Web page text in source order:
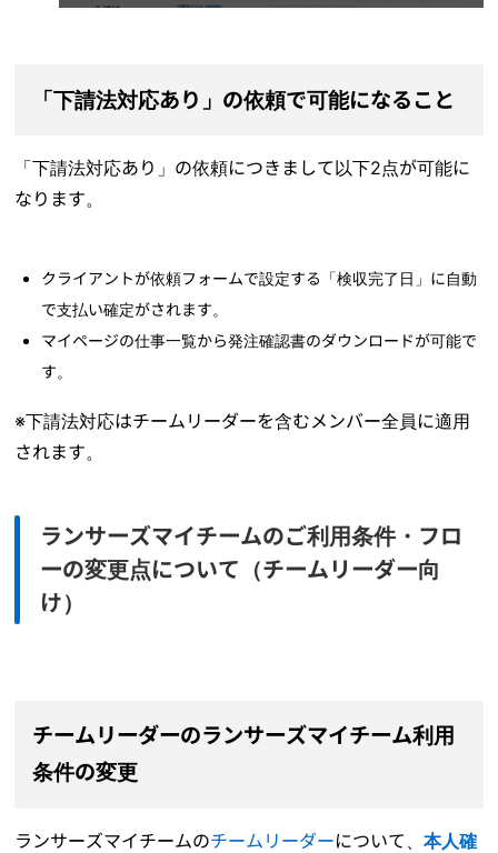
「下請法対応あり」の依頼で可能になること
「下請法対応あり」の依頼につきまして以下2点が可能に
なります。
クライアントが依頼フォームで設定する「検収完了日」に自動
で支払い確定がされます。
マイページの仕事一覧から発注確認書のダウンロードが可能で
す。
※下請法対応はチームリーダーを含むメンバー全員に適用
されます。
ランサーズマイチームのご利用条件・フロ
ーの変更点について（チームリーダー向
け）
チームリーダーのランサーズマイチーム利用
条件の変更
ランサーズマイチームのチームリーダーについて、本人確